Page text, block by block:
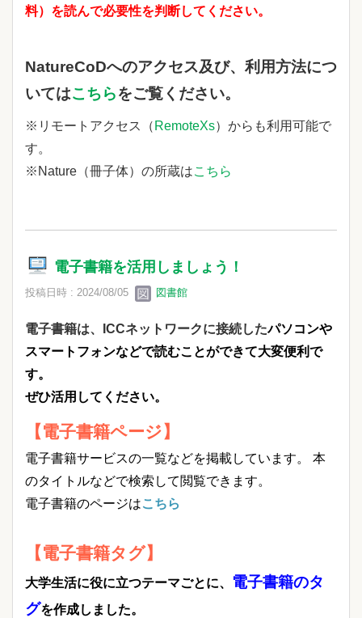
料）を読んで必要性を判断してください。
NatureCoDへのアクセス及び、利用方法につ
いてはこちらをご覧ください。
※リモートアクセス（ RemoteXs）からも利用可能で
す。
※Nature（冊子体）の所蔵はこちら
電子書籍を活用しましょう！
投稿日時 : 2024/08/05 図書館
電子書籍は、ICCネットワークに接続したパソコンや
スマートフォンなどで読むことができて大変便利で
す。
ぜひ活用してください。
【電子書籍ページ】
電子書籍サービスの一覧などを掲載しています。 本
のタイトルなどで検索して閲覧できます。
電子書籍のページはこちら
【電子書籍タグ】
大学生活に役に立つテーマごとに、
電子書籍のタ
グを作成しました。